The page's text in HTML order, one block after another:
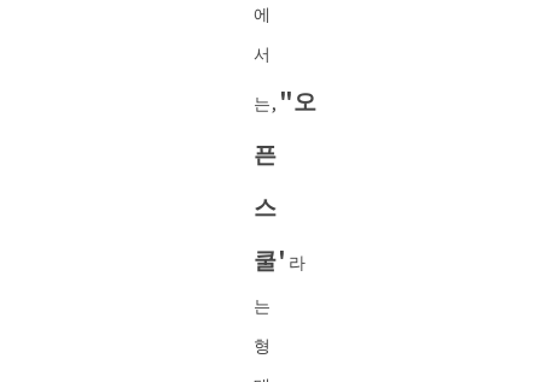
에
서
는, "오
픈
스
쿨' 라
는
형